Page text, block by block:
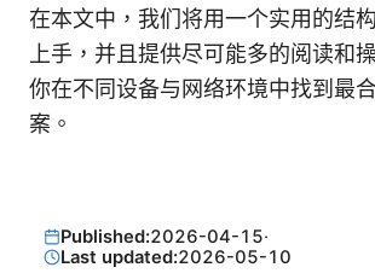
在本文中，我们将用一个实用的结
上手，并且提供尽可能多的阅读和
你在不同设备与网络环境中找到最
案。
Published:2026-04-15·
Last updated:2026-05-10